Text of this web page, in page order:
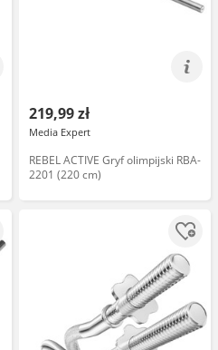
219,99 zł
Media Expert
REBEL ACTIVE Gryf olimpijski RBA-
2201 (220 cm)